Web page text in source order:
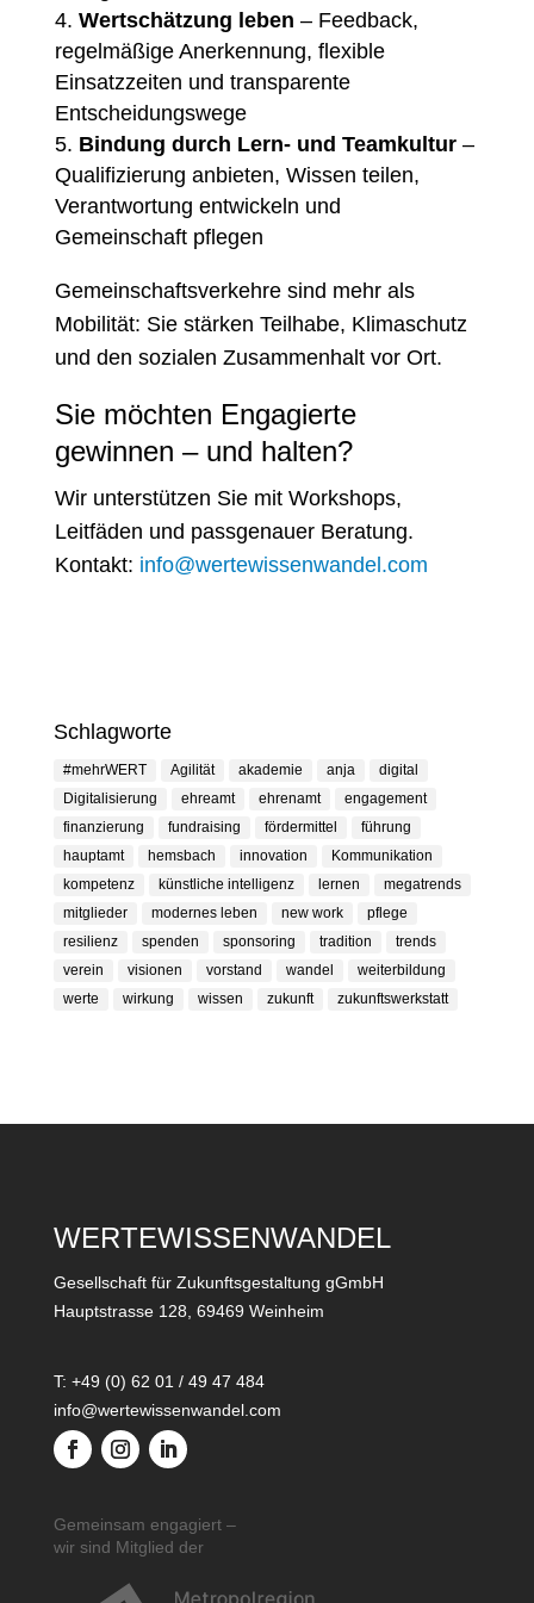
Wertschätzung leben – Feedback,
regelmäßige Anerkennung, flexible
Einsatzzeiten und transparente
Entscheidungswege
Bindung durch Lern‑ und Teamkultur–
Qualifizierung anbieten, Wissen teilen,
Verantwortung entwickeln und
Gemeinschaft pflegen
Gemeinschaftsverkehre sind mehr als
Mobilität: Sie stärken Teilhabe, Klimaschutz
und den sozialen Zusammenhalt vor Ort.
Sie möchten Engagierte
gewinnen – und halten?
Wir unterstützen Sie mit Workshops,
Leitfäden und passgenauer Beratung.
Kontakt: info@wertewissenwandel.com
Schlagworte
#mehrWERT Agilität akademie anja
digital
Digitalisierung
ehreamt ehrenamt
engagement
finanzierung
fundraising fördermittel
führung
hauptamt
hemsbach innovation
Kommunikation
kompetenz
künstliche intelligenz lernen
megatrends
mitglieder
modernes leben new work
pflege
resilienz
spenden sponsoring tradition
trends
verein
visionen vorstand wandel
weiterbildung
werte
wirkung wissen zukunft zukunftswerkstatt
WERTEWISSENWANDEL
Gesellschaft für Zukunftsgestaltung gGmbH
Hauptstrasse 128, 69469 Weinheim
T: +49 (0) 62 01 / 49 47 484
info@wertewissenwandel.com
Gemeinsam engagiert –
wir sind Mitglied der